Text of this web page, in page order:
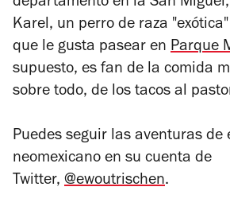
Karel, un perro de raza
que le gusta pasear en Parque
supuesto, es fan de la comida
sobre todo, de los tacos al
Puedes seguir las aventuras de
neomexicano en su cuenta de
Twitter, @ewoutrischen.